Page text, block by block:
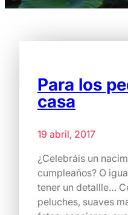
Para los
casa
19 abril, 2017
¿Celebráis un
cumpleaños? O
tener un detallle…
peluches, suaves